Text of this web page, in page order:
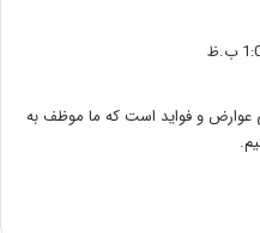
عوارض و فواید است که ما موظف به